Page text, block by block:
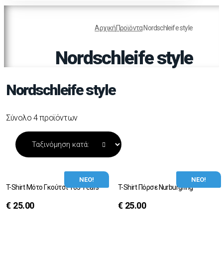
ΑρχικήΠροϊόνταNordschleife style
Nordschleife style
Nordschleife style
Σύνολο 4 προϊόντων
ΝΕΟ!
T-Shirt Μότο Γκούτσι 105 Years
€ 25.00
ΝΕΟ!
T-Shirt Πόρσε Nurburgring
€ 25.00